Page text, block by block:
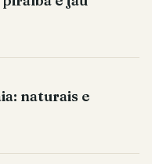
naturais e